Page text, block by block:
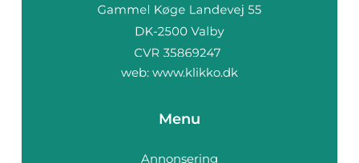
web: www.klikko.dk
Menu
Annonsering